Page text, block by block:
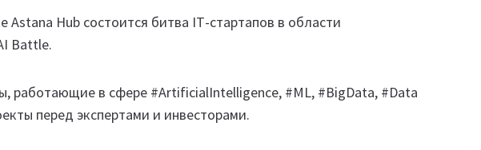
Hub состоится битва ІТ-стартапов в области
Battle.
работающие в сфере #ArtificialIntelligence, #ML, #BigData, #Data
перед экспертами и инвесторами.